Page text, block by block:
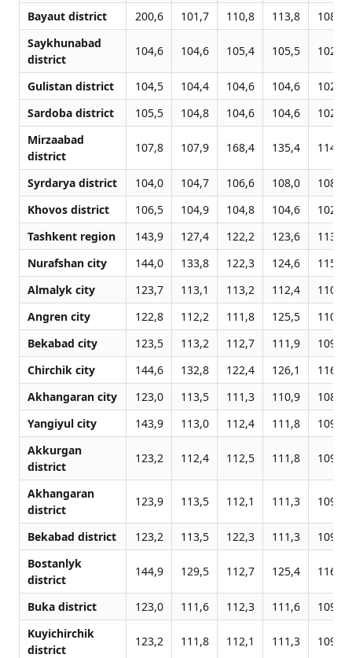
Bayaut district
200,6 101,7 110,8 113,8
108,9
Saykhunabad
district
104,6 104,6 105,4 105,5 102,2
Gulistan district 104,5 104,4 104,6 104,6
102,3
Sardoba district
105,5 104,8 104,6 104,6
102,7
Mirzaabad
district
107,8 107,9 168,4 135,4 114,2
Syrdarya district 104,0 104,7 106,6 108,0
108,9
Khovos district
106,5 104,9 104,8 104,6
102,0
Tashkent region
143,9 127,4 122,2 123,6
113,6
Nurafshan city
144,0 133,8 122,3 124,6
115,5
Almalyk city
123,7 113,1 113,2 112,4
110,5
Angren city
122,8 112,2 111,8 125,5
110,4
Bekabad city
123,5 113,2 112,7 111,9
109,8
Chirchik city
144,6 132,8 122,4 126,1
116,1
Akhangaran city
123,0 113,5 111,3 110,9
108,9
Yangiyul city
143,9 113,0 112,4 111,8
109,7
Akkurgan
district
123,2 112,4 112,5 111,8 109,8
Akhangaran
district
123,9 113,5 112,1 111,3 109,3
Bekabad district 123,2 113,5 122,3 111,3
109,2
Bostanlyk
district
144,9 129,5 112,7 125,4 116,4
Buka district 123,0 111,6 112,3 111,6
109,6
Kuyichirchik
district
123,2 111,8 112,1 111,3 109,0